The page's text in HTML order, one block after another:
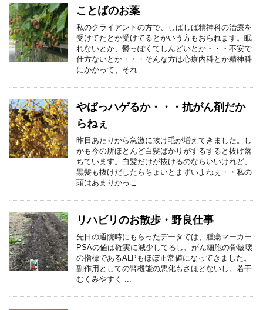
ことばのお薬
私のクライアントの方で、しばしば精神科の治療を
受けてたとか受けてるとかいう方もおられます。眠
れないとか、鬱っぽくてしんどいとか・・・不安で
仕方ないとか・・・そんな方は心療内科とか精神科
にかかって、それ ...
やばっハゲるか・・・抗がん剤だか
らねぇ
昨日あたりから急激に抜け毛が増えてきました。し
かも今の所ほとんど白髪ばかりがするすると抜け落
ちています。白髪だけが抜けるのならいいけれど、
黒髪も抜けだしたらちょいとまずいよねぇ・・私の
頭はあまりかっこ ...
リハビリのお散歩・野良仕事
先日の通院時にもらったデータでは、腫瘍マーカー
PSAの値は確実に減少してるし、がん細胞の骨破壊
の指標であるALPもほぼ正常値になってきました。
副作用としての腎機能の悪化もさほどないし。若干
むくみやすく ...